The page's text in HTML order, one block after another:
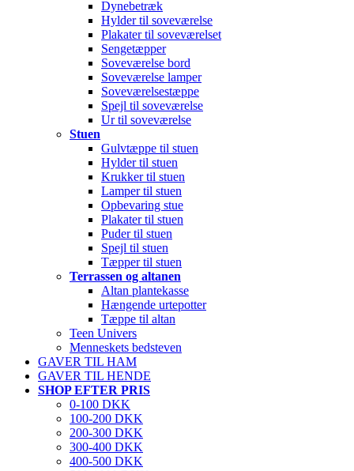
Dynebetræk
Hylder til soveværelse
Plakater til soveværelset
Sengetæpper
Soveværelse bord
Soveværelse lamper
Soveværelsestæppe
Spejl til soveværelse
Ur til soveværelse
Stuen
Gulvtæppe til stuen
Hylder til stuen
Krukker til stuen
Lamper til stuen
Opbevaring stue
Plakater til stuen
Puder til stuen
Spejl til stuen
Tæpper til stuen
Terrassen og altanen
Altan plantekasse
Hængende urtepotter
Tæppe til altan
Teen Univers
Menneskets bedsteven
GAVER TIL HAM
GAVER TIL HENDE
SHOP EFTER PRIS
0-100 DKK
100-200 DKK
200-300 DKK
300-400 DKK
400-500 DKK